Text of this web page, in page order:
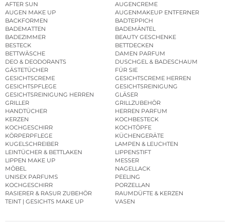
AFTER SUN
AUGENCREME
AUGEN MAKE UP
AUGENMAKEUP ENTFERNER
BACKFORMEN
BADTEPPICH
BADEMATTEN
BADEMÄNTEL
BADEZIMMER
BEAUTY GESCHENKE
BESTECK
BETTDECKEN
BETTWÄSCHE
DAMEN PARFUM
DEO & DEODORANTS
DUSCHGEL & BADESCHAUM
GÄSTETÜCHER
FÜR SIE
GESICHTSCREME
GESICHTSCREME HERREN
GESICHTSPFLEGE
GESICHTSREINIGUNG
GESICHTSREINIGUNG HERREN
GLÄSER
GRILLER
GRILLZUBEHÖR
HANDTÜCHER
HERREN PARFUM
KERZEN
KOCHBESTECK
KOCHGESCHIRR
KOCHTÖPFE
KÖRPERPFLEGE
KÜCHENGERÄTE
KUGELSCHREIBER
LAMPEN & LEUCHTEN
LEINTÜCHER & BETTLAKEN
LIPPENSTIFT
LIPPEN MAKE UP
MESSER
MÖBEL
NAGELLACK
UNISEX PARFUMS
PEELING
KOCHGESCHIRR
PORZELLAN
RASIERER & RASUR ZUBEHÖR
RAUMDÜFTE & KERZEN
TEINT | GESICHTS MAKE UP
VASEN